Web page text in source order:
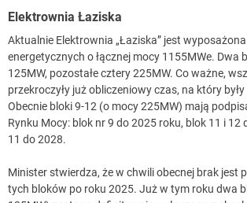
Elektrownia Łaziska
Aktualnie Elektrownia „Łaziska” jest
energetycznych o łącznej mocy 1155MWe. Dwa
125MW, pozostałe cztery 225MW. Co ważne,
przekroczyły już obliczeniowy czas, na który
Obecnie bloki 9-12 (o mocy 225MW) mają
Rynku Mocy: blok nr 9 do 2025 roku, blok 11 i 12
11 do 2028.
Minister stwierdza, że w chwili obecnej brak jest
tych bloków po roku 2025. Już w tym roku dwa